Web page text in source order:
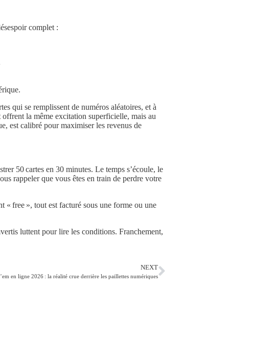
complet :
qui se remplissent de numéros aléatoires, et à
la même excitation superficielle, mais au
est calibré pour maximiser les revenus de
50 cartes en 30 minutes. Le temps s’écoule, le
rappeler que vous êtes en train de perdre votre
« free », tout est facturé sous une forme ou une
luttent pour lire les conditions. Franchement,
NEXT
en ligne 2026 : la réalité crue derrière les paillettes numériques